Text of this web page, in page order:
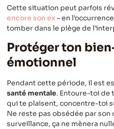
Cette situation peut parfois
encore son ex– en
tomber dans le piège de
Protéger ton
émotionnel
Pendant cette période, il est
santé mentale. Entoure-toi de
qui te plaisent, concentre-toi
Ne reste pas obsédée par
surveillance, ça ne mènera